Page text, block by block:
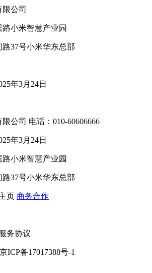
公司
小米智慧产业园
37号小米华东总部
年3月24日
公司 电话：010-60606666
年3月24日
小米智慧产业园
37号小米华东总部
页 商务合作
务协议
京ICP备17017388号-1